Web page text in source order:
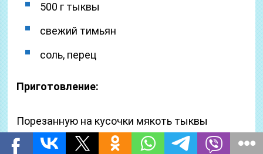
500 г тыквы
свежий тимьян
соль, перец
Приготовление:
Порезанную на кусочки мякоть тыквы
распределяем по противню, солим и